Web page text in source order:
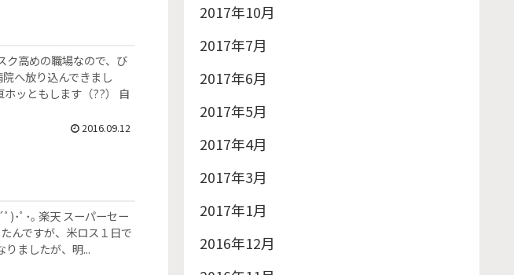
ク高めの職場なので、び
へ放り込んできまし
ッともします（??） 自
2016.09.12
)･ﾟ･｡ 楽天 スーパーセー
んですが、米ロス１日で
ましたが、明...
2017年10月
2017年7月
2017年6月
2017年5月
2017年4月
2017年3月
2017年1月
2016年12月